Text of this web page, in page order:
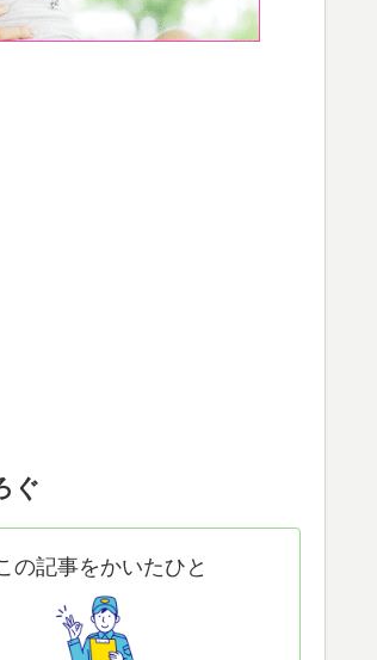
ぐ
の記事をかいたひと